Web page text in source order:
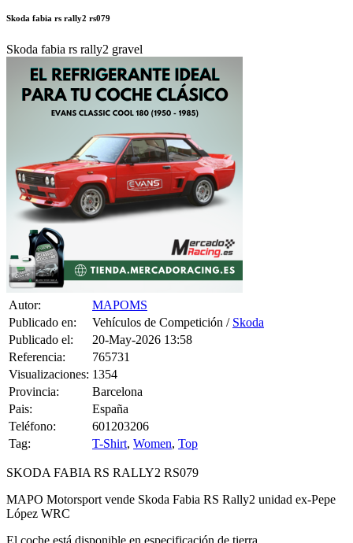
Autor:
MAPOMS
Publicado en:
Vehículos de Competición /
Publicado el:
20-May-2026 13:58
Referencia:
765731
Visualizaciones:
1354
Provincia:
Barcelona
Pais:
España
Teléfono:
601203206
Tag:
T-Shirt,Women
SKODA FABIA RS RALLY2 RS079
MAPO Motorsport vende Skoda Fabia RS Rally2 unidad ex-Pepe
López WRC
El coche está disponible en especificación de tierra.